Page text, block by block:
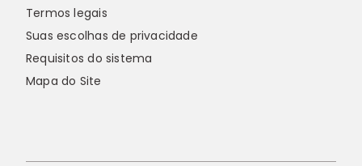
Termos legais
Suas escolhas de privacidade
Requisitos do sistema
Mapa do Site